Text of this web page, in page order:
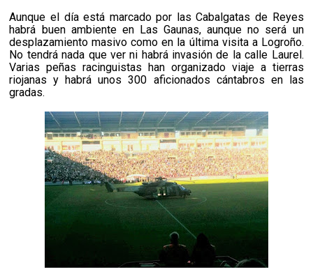
Aunque el día está marcado por las Cabalgatas de Reyes
habrá buen ambiente en Las Gaunas, aunque no será un
desplazamiento masivo como en la última visita a Logroño.
No tendrá nada que ver ni habrá invasión de la calle Laurel.
Varias peñas racinguistas han organizado viaje a tierras
riojanas y habrá unos 300 aficionados cántabros en las
gradas.